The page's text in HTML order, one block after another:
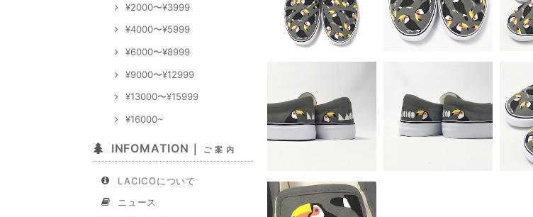
¥2000〜¥3999
¥4000〜¥5999
¥6000〜¥8999
¥9000〜¥12999
¥13000〜¥15999
¥16000~
INFOMATION｜ ご 案 内
LACICOについて
ニュース